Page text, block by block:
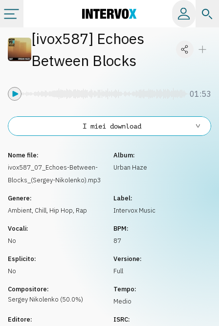
Categorie
[ivox587] Echoes
Between Blocks
01:53
Nome file:
ivox587_07_Echoes-Between-
Blocks_(Sergey-Nikolenko).mp3
Album:
Urban Haze
Genere:
Ambient, Chill, Hip Hop, Rap
Label:
Intervox Music
Vocali:
No
BPM:
87
Esplicito:
No
Versione:
Full
Compositore:
Sergey Nikolenko (50.0%)
Tempo:
Medio
Editore:
ISRC:
I miei download